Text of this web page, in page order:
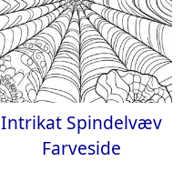
Intrikat Spindelvæv
Farveside